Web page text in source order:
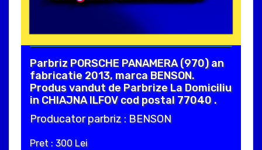
Parbriz PORSCHE PANAMERA (970) an
fabricatie 2013, marca BENSON.
Produs vandut de Parbrize La Domiciliu
in CHIAJNA ILFOV cod postal 77040 .
Producator parbriz : BENSON
Pret : 300 Lei